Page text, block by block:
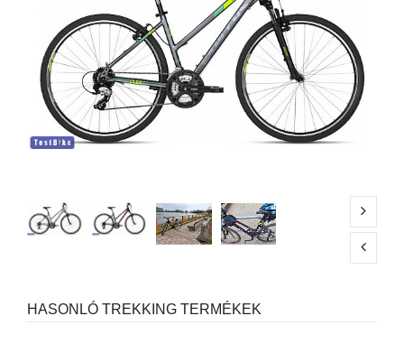
HASONLÓ TREKKING TERMÉKEK